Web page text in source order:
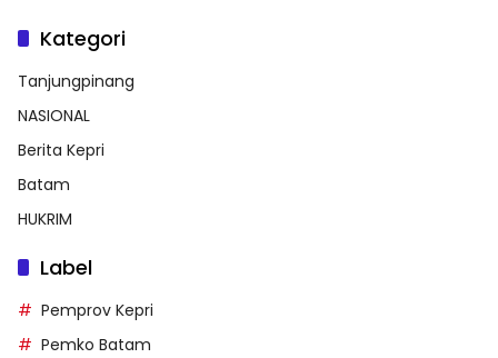
Kategori
Tanjungpinang
NASIONAL
Berita Kepri
Batam
HUKRIM
Label
Pemprov Kepri
Pemko Batam